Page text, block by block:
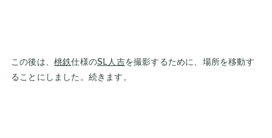
この後は、 桃鉄仕様のSL人吉を撮影するために、場所を移動す
ることにしました。続きます。